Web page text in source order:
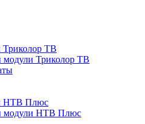
ТВ
модули Триколор ТВ
НТВ Плюс
модули НТВ Плюс